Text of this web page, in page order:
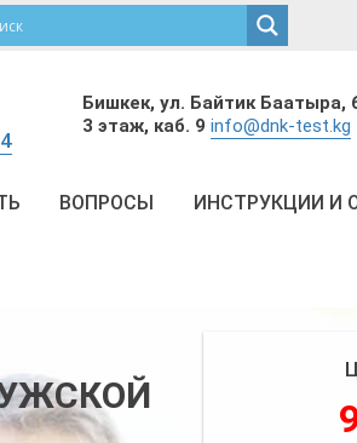
Бишкек, ул. Байтик Баатыра,
3 этаж, каб. 9 info@dnk-test.kg
ВОПРОСЫ ИНСТРУКЦИИ И